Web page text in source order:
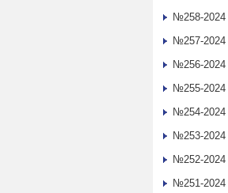
№258-2024
№257-2024
№256-2024
№255-2024
№254-2024
№253-2024
№252-2024
№251-2024